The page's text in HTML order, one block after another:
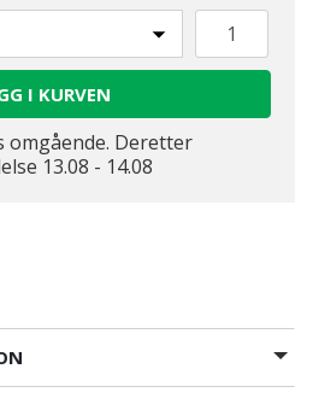
I KURVEN
omgående. Deretter
13.08 - 14.08